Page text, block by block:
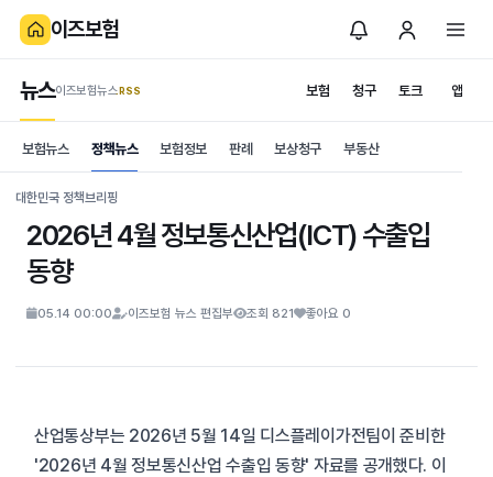
이즈보험
보험 청구
뉴스이즈보험뉴스.RSS 토크 앱
is보험
News
보험뉴스 정책뉴스 보험정보 판례 보상청구 부동산
대한민국 정책브리핑
2026년 4월 정보통신산업(ICT) 수출입
동향
05.14 00:00 이즈보험 뉴스 편집부 조회 821 좋아요 0
산업통상부는 2026년 5월 14일 디스플레이가전팀이 준비한
'2026년 4월 정보통신산업 수출입 동향' 자료를 공개했다. 이